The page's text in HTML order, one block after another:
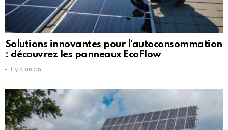
Solutions innovantes pour l’autoconsommation
: découvrez les panneaux EcoFlow
il y a un an